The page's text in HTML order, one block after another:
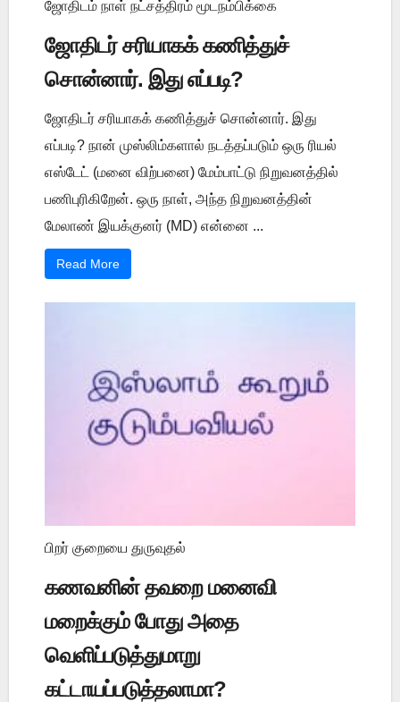
ஜோதிடம் நாள் நட்சத்திரம் மூடநம்பிக்கை
ஜோதிடர் சரியாகக் கணித்துச்
சொன்னார். இது எப்படி?
ஜோதிடர் சரியாகக் கணித்துச் சொன்னார். இது
எப்படி? நான் முஸ்லிம்களால் நடத்தப்படும் ஒரு ரியல்
எஸ்டேட் (மனை விற்பனை) மேம்பாட்டு நிறுவனத்தில்
பணிபுரிகிறேன். ஒரு நாள், அந்த நிறுவனத்தின்
மேலாண் இயக்குனர் (MD) என்னை ...
Read More
பிறர் குறையை துருவுதல்
கணவனின் தவறை மனைவி
மறைக்கும் போது அதை
வெளிப்படுத்துமாறு
கட்டாயப்படுத்தலாமா?